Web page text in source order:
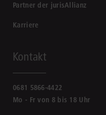
Partner der jurisAllianz
Karriere
Kontakt
0681 5866-4422
Mo - Fr von 8 bis 18 Uhr